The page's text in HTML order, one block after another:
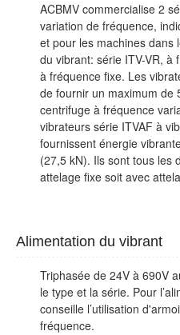
ACBMV commercialise 2
variation de fréquence,
et pour les machines dans
du vibrant: série ITV-VR, à
à fréquence fixe. Les
de fournir un maximum de
centrifuge à fréquence
vibrateurs série ITVAF à
fournissent énergie
(27,5 kN). Ils sont tous les
attelage fixe soit avec
Alimentation du vibrant
Triphasée de 24V à 690V
le type et la série. Pour
conseille l’utilisation
fréquence.